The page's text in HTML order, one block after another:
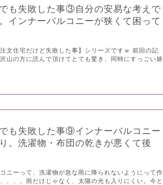
も失敗した事③自分の安易な考えで
インナーバルコニーが狭くて困って
文住宅だけど失敗した事】シリーズですｗ 前回の記
山の方に読んで頂けてとても驚き、同時にすっごい嬉
も失敗した事⑨インナーバルコニー
。洗濯物・布団の乾きが悪くて後
ニーって、洗濯物が急な雨に降られないようにって作
、、。雨だけじゃなく、太陽の光も入りにくい。今と